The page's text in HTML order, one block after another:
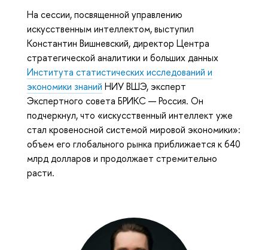
На сессии, посвященной управлению
искусственным интеллектом, выступил
Константин Вишневский, директор Центра
стратегической аналитики и больших данных
Института статистических исследований и
экономики знаний НИУ ВШЭ, эксперт
Экспертного совета БРИКС — Россия. Он
подчеркнул, что «искусственный интеллект уже
стал кровеносной системой мировой экономики»:
объем его глобального рынка приближается к 640
млрд долларов и продолжает стремительно
расти.